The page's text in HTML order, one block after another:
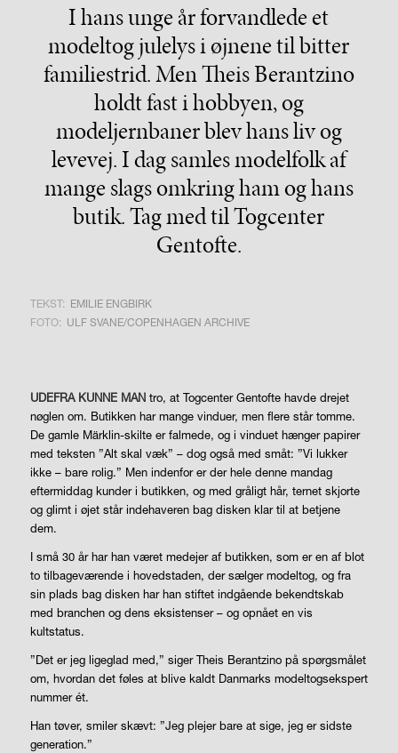
I hans unge år forvandlede et
modeltog julelys i øjnene til bitter
familiestrid. Men Theis Berantzino
holdt fast i hobbyen, og
modeljernbaner blev hans liv og
levevej. I dag samles modelfolk af
mange slags omkring ham og hans
butik. Tag med til Togcenter
Gentofte.
TEKST: EMILIE ENGBIRK
FOTO: ULF SVANE/COPENHAGEN ARCHIVE
UDEFRA KUNNE MANtro, at Togcenter Gentofte havde drejet
nøglen om. Butikken har mange vinduer, men flere står tomme.
De gamle Märklin-skilte er falmede, og i vinduet hænger papirer
med teksten ”Alt skal væk” – dog også med småt: ”Vi lukker
ikke – bare rolig.” Men indenfor er der hele denne mandag
eftermiddag kunder i butikken, og med gråligt hår, ternet skjorte
og glimt i øjet står indehaveren bag disken klar til at betjene
dem.
I små 30 år har han været medejer af butikken, som er en af blot
to tilbageværende i hovedstaden, der sælger modeltog, og fra
sin plads bag disken har han stiftet indgående bekendtskab
med branchen og dens eksistenser – og opnået en vis
kultstatus.
”Det er jeg ligeglad med,” siger Theis Berantzino på spørgsmålet
om, hvordan det føles at blive kaldt Danmarks modeltogsekspert
nummer ét.
Han tøver, smiler skævt: ”Jeg plejer bare at sige, jeg er sidste
generation.”